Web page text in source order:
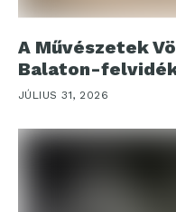
A Művészetek
Balaton-
JÚLIUS 31, 2026